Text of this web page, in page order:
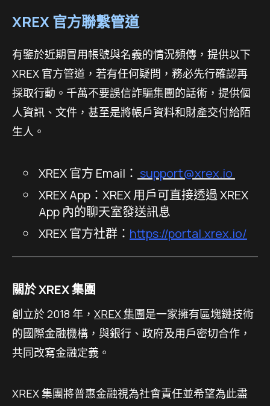
XREX 官方聯繫管道
有鑒於近期冒用帳號與名義的情況頻傳，提供以下
XREX 官方管道，若有任何疑問，務必先行確認再
採取行動。千萬不要誤信詐騙集團的話術，提供個
人資訊、文件，甚至是將帳戶資料和財產交付給陌
生人。
XREX 官方 Email： support@xrex.io
XREX App：XREX 用戶可直接透過 XREX
App 內的聊天室發送訊息
XREX 官方社群： https://portal.xrex.io/
關於 XREX 集團
創立於 2018 年， XREX 集團是一家擁有區塊鏈技術
的國際金融機構，與銀行、政府及用戶密切合作，
共同改寫金融定義。
XREX 集團將普惠金融視為社會責任並希望為此盡